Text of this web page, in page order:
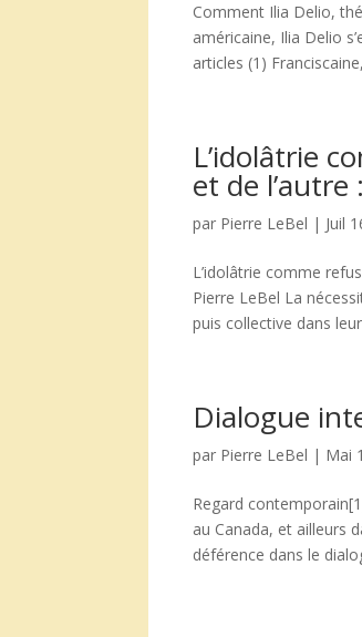
Comment Ilia Delio,
américaine, Ilia Delio
articles (1)
L’idolâtrie
et de
par Pierre LeBel | Juil
L’idolâtrie comme
Pierre LeBel La
puis collective dans
Dialogue
par Pierre LeBel | Mai
Regard
au Canada, et ailleurs
déférence dans le